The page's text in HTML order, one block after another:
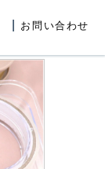
お問い合わせ